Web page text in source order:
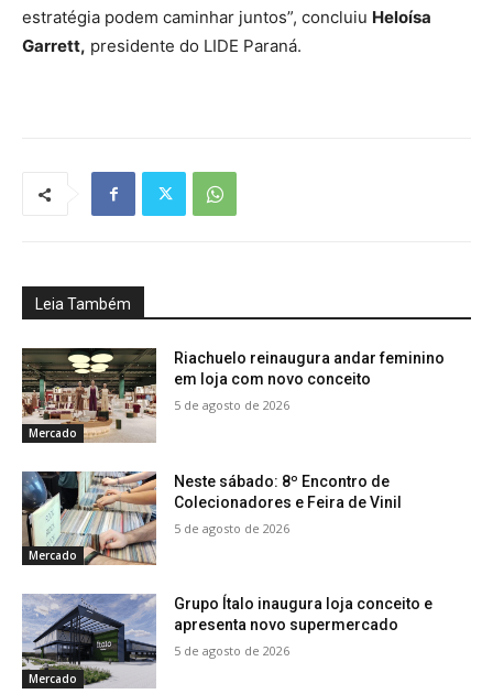
estratégia podem caminhar juntos”, concluiu Heloísa
Garrett, presidente do LIDE Paraná.
Leia Também
Mercado
Riachuelo reinaugura andar feminino
em loja com novo conceito
5 de agosto de 2026
Mercado
Neste sábado: 8º Encontro de
Colecionadores e Feira de Vinil
5 de agosto de 2026
Mercado
Grupo Ítalo inaugura loja conceito e
apresenta novo supermercado
5 de agosto de 2026